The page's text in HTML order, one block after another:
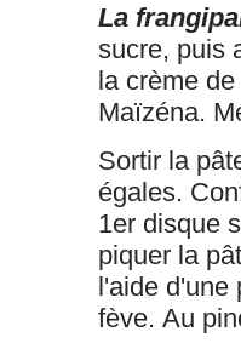
La
sucre, puis
la crème
Maïzéna.
Sortir la
égales.
1er disque
piquer la
l'aide d'une
fève. Au